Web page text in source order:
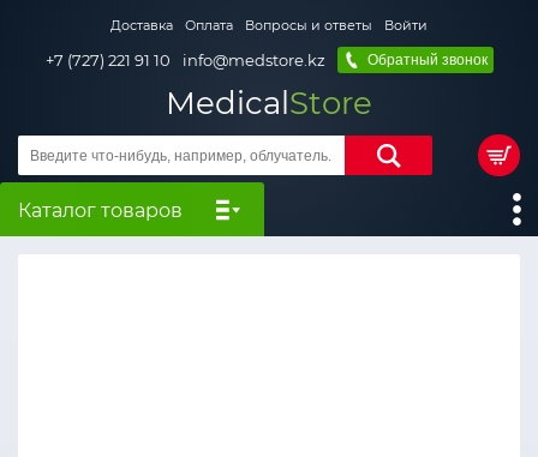
Доставка Оплата Вопросы и ответы Войти
+7 (727) 221 91 10 info@medstore.kz Обратный звонок
MedicalStore
Каталог товаров